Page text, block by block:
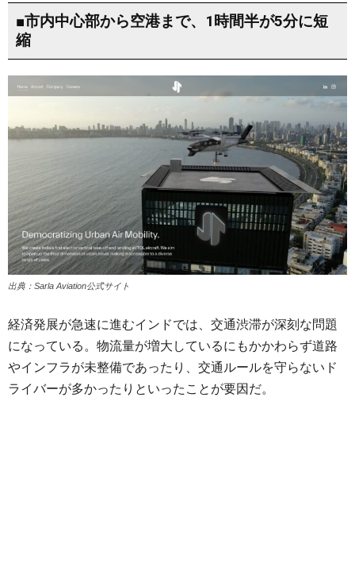
■市内中心部から空港まで、1時間半が5分に短
縮
出典：Sarla Aviation公式サイト
経済発展が急速に進むインドでは、交通渋滞が深刻な問題
になっている。物流量が増大しているにもかかわらず道路
やインフラが未整備であったり、交通ルールを守らないド
ライバーが多かったりといったことが要因だ。